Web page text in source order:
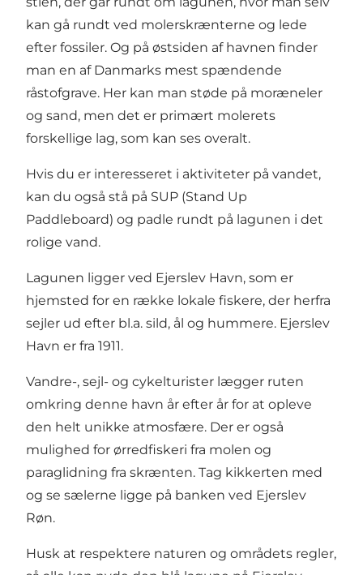
kan gå rundt ved molerskrænterne og lede
efter fossiler. Og på østsiden af havnen finder
man en af Danmarks mest spændende
råstofgrave. Her kan man støde på moræneler
og sand, men det er primært molerets
forskellige lag, som kan ses overalt.
Hvis du er interesseret i aktiviteter på vandet,
kan du også stå på SUP (Stand Up
Paddleboard) og padle rundt på lagunen i det
rolige vand.
Lagunen ligger ved Ejerslev Havn, som er
hjemsted for en række lokale fiskere, der herfra
sejler ud efter bl.a. sild, ål og hummere. Ejerslev
Havn er fra 1911.
Vandre-, sejl- og cykelturister lægger ruten
omkring denne havn år efter år for at opleve
den helt unikke atmosfære. Der er også
mulighed for ørredfiskeri fra molen og
paraglidning fra skrænten. Tag kikkerten med
og se sælerne ligge på banken ved Ejerslev
Røn.
Husk at respektere naturen og områdets regler,